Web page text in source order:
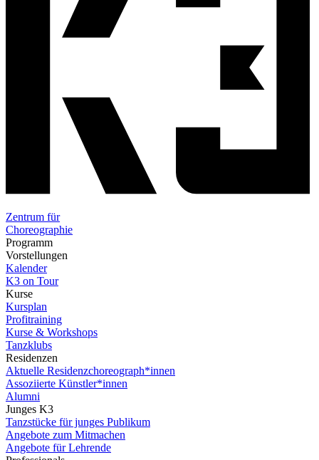
Zentrum für
Choreographie
Programm
Vorstellungen
Kalender
K3 on Tour
Kurse
Kursplan
Profitraining
Kurse & Workshops
Tanzklubs
Residenzen
Aktuelle Residenzchoreograph*innen
Assoziierte Künstler*innen
Alumni
Junges K3
Tanzstücke für junges Publikum
Angebote zum Mitmachen
Angebote für Lehrende